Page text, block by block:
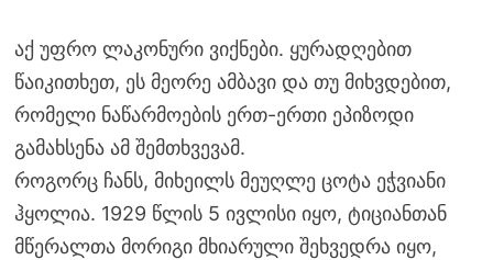
აქ უფრო ლაკონური ვიქნები. ყურადღებით
წაიკითხეთ, ეს მეორე ამბავი და თუ მიხვდებით,
რომელი ნაწარმოების ერთ-ერთი ეპიზოდი
გამახსენა ამ შემთხვევამ.
როგორც ჩანს, მიხეილს მეუღლე ცოტა ეჭვიანი
ჰყოლია. 1929 წლის 5 ივლისი იყო, ტიციანთან
მწერალთა მორიგი მხიარული შეხვედრა იყო,